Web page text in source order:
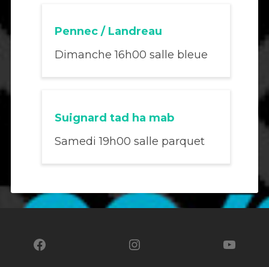
Pennec / Landreau
Dimanche 16h00 salle bleue
Suignard tad ha mab
Samedi 19h00 salle parquet